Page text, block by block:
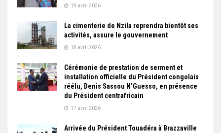
19 avril 2026
La cimenterie de Nzila reprendra bientôt ses
activités, assure le gouvernement
18 avril 2026
Cérémonie de prestation de serment et
installation officielle du Président congolais
réélu, Denis Sassou N’Guesso, en présence
du Président centrafricain
17 avril 2026
Arrivée du Président Touadéra à Brazzaville